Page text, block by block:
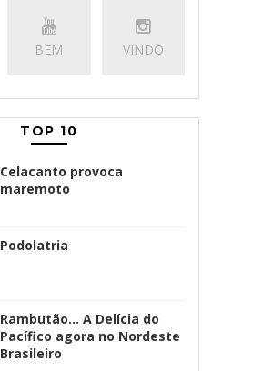
BEM VINDO
TOP 10
Celacanto provoca
maremoto
Podolatria
Rambutão... A Delícia do
Pacífico agora no Nordeste
Brasileiro